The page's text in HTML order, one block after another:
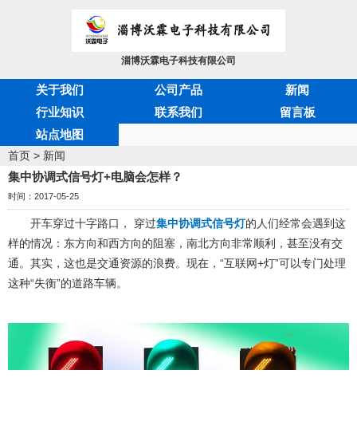
淄博沃霖电子科技有限公司
关于我们 公司产品
新闻
行业知识
联系我们
留言板
站点地图
首页 > 新闻
集中协调式信号灯+电脑会怎样？
时间：2017-05-25
开车穿过十字路口， 穿过集中协调式信号灯的人们经常会遇到这
样的情况：东方向和西方向的阻塞，南北方向非常顺利，甚至没有交
通。其实，这也是交通资源的浪费。现在，“互联网+灯”可以专门处理
这种“失衡”的道路车辆。